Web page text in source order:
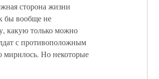
сторона жизни
бы вообще не
какую только можно
с противоположным
мирилось. Но некоторые